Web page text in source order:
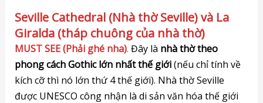
Seville Cathedral (Nhà thờ Seville) và La
Giralda (tháp chuông của nhà thờ)
MUST SEE (Phải ghé nha). Đây là nhà thờ theo
phong cách Gothic lớn nhất thế giới(nếu chỉ tính về
kích cỡ thì nó lớn thứ 4 thế giới). Nhà thờ Seville
được UNESCO công nhận là di sản văn hóa thế giới